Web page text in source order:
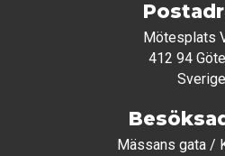
Mötesplats
412 94
Sverige
Mässans gata /